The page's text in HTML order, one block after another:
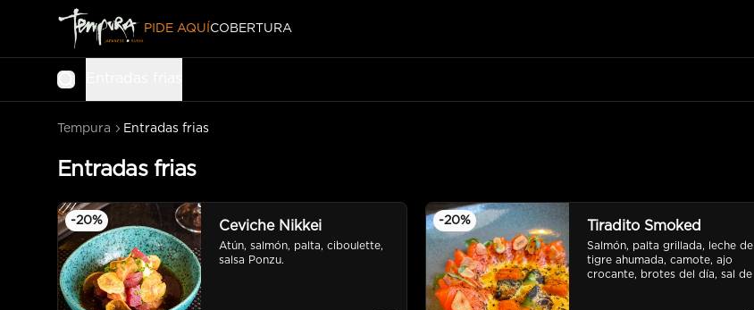
PIDE AQUÍ COBERTURA
Tempura Entradas frias
Entradas frias
-20% Ceviche Nikkei
Atún, salmón, palta, ciboulette,
salsa Ponzu.
-20% Tiradito Smoked
Salmón, palta grillada, leche de
tigre ahumada, camote, ajo
crocante, brotes del día, sal de